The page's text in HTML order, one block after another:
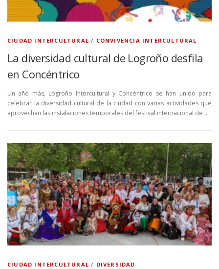
CIUDAD INTERCULTURAL / CONVIVENCIA INTERCULTURAL
La diversidad cultural de Logroño desfila
en Concéntrico
Un año más, Logroño Intercultural y Concéntrico se han unido para
celebrar la diversidad cultural de la ciudad con varias actividades que
aprovechan las instalaciones temporales del festival internacional de …
CIUDAD INTERCULTURAL / DIVERSIDAD